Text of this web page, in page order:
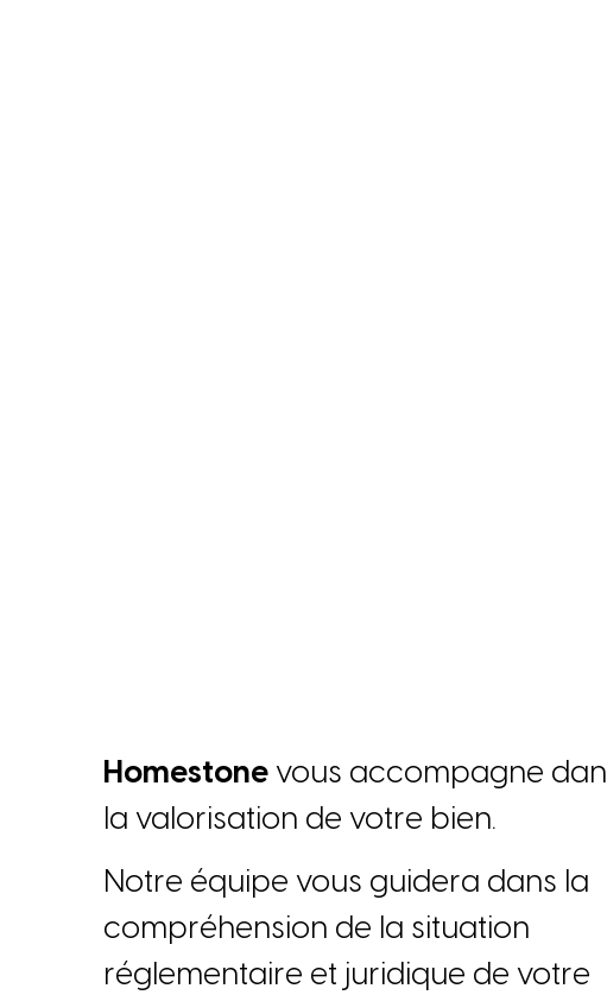
Homestone vous accompagne dan
la valorisation de votre bien.
Notre équipe vous guidera dans la
compréhension de la situation
réglementaire et juridique de votre